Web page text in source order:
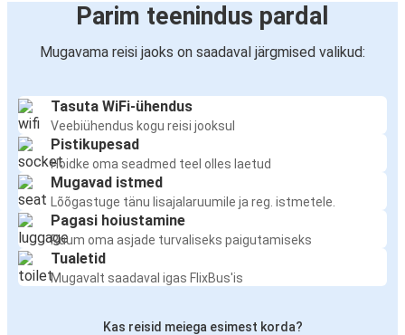
Parim teenindus pardal
Mugavama reisi jaoks on saadaval järgmised valikud:
Tasuta WiFi-ühendus
Veebiühendus kogu reisi jooksul
Pistikupesad
Hoidke oma seadmed teel olles laetud
Mugavad istmed
Lõõgastuge tänu lisajalaruumile ja reg. istmetele.
Pagasi hoiustamine
Ruum oma asjade turvaliseks paigutamiseks
Tualetid
Mugavalt saadaval igas FlixBus'is
Kas reisid meiega esimest korda?